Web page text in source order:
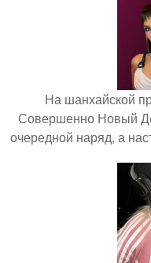
На шанхайской
Совершенно Новый
очередной наряд, а